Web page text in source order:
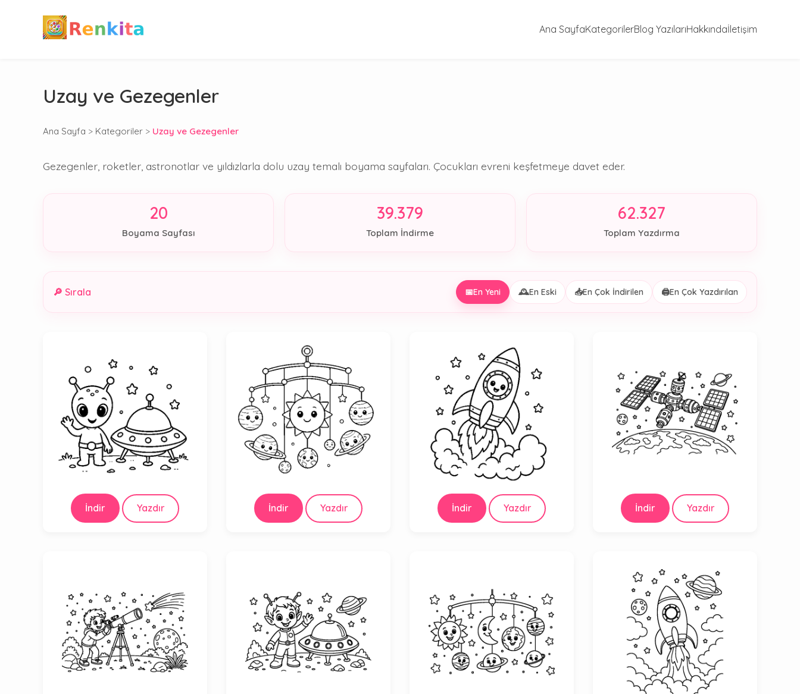
Ana SayfaKategorilerBlog YazılarıHakkındaİletişim
Uzay ve Gezegenler
Ana Sayfa > Kategoriler > Uzay ve Gezegenler
Gezegenler, roketler, astronotlar ve yıldızlarla dolu uzay temalı boyama sayfaları. Çocukları evreni keşfetmeye davet eder.
20
Boyama Sayfası
39.379
Toplam İndirme
62.327
Toplam Yazdırma
🔎 Sırala 📅En Yeni 🕰️En Eski 📥En Çok İndirilen 🖨️En Çok Yazdırılan
İndir Yazdır İndir Yazdır İndir Yazdır İndir Yazdır